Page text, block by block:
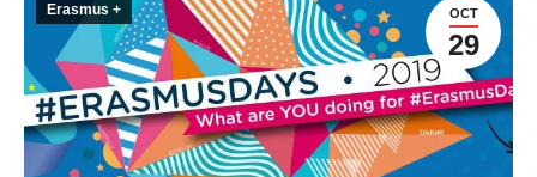
OCT
29
Erasmus +